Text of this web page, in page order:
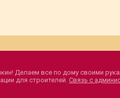
Делаем все по дому своими
для строителей. Связь с